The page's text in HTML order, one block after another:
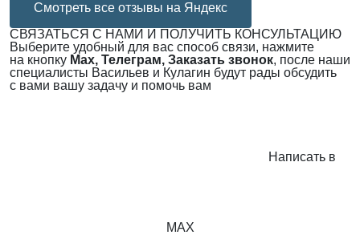
Смотреть все отзывы на Яндекс
СВЯЗАТЬСЯ С НАМИ И ПОЛУЧИТЬ КОНСУЛЬТАЦИЮ
Выберите удобный для вас способ связи, нажмите
на кнопку Max, Телеграм, Заказать звонок, после наши
специалисты Васильев и Кулагин будут рады обсудить
с вами вашу задачу и помочь вам
Написать в
MAX